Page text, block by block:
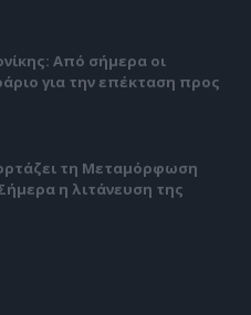
Από σήμερα οι
για την επέκταση προς
τη Μεταμόρφωση
η λιτάνευση της